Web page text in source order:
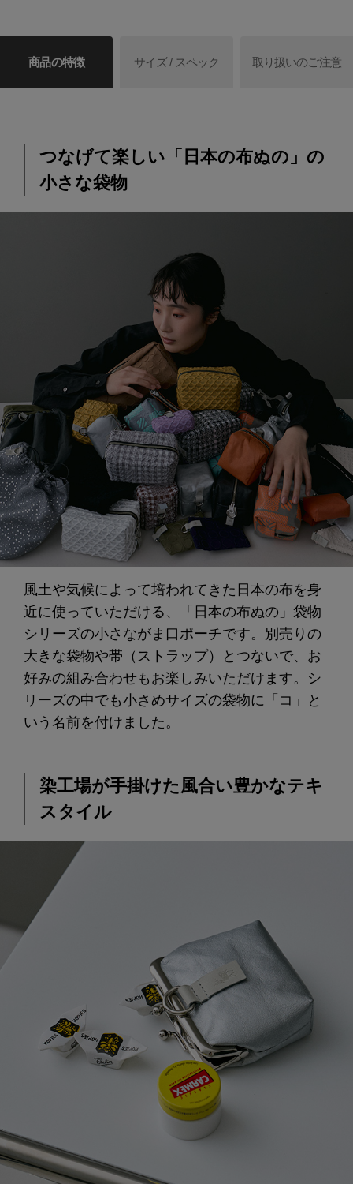
商品の特徴 サイズ / スペック 取り扱いのご注意
つなげて楽しい「日本の布ぬの」の
小さな袋物
風土や気候によって培われてきた日本の布を身
近に使っていただける、「日本の布ぬの」袋物
シリーズの小さながま口ポーチです。別売りの
大きな袋物や帯（ストラップ）とつないで、お
好みの組み合わせもお楽しみいただけます。シ
リーズの中でも小さめサイズの袋物に「コ」と
いう名前を付けました。
染工場が手掛けた風合い豊かなテキ
スタイル